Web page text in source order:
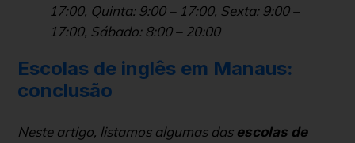
17:00, Quinta: 9:00 – 17:00, Sexta: 9:00 –
17:00, Sábado: 8:00 – 20:00
Escolas de inglês em Manaus:
conclusão
Neste artigo, listamos algumas das escolas de